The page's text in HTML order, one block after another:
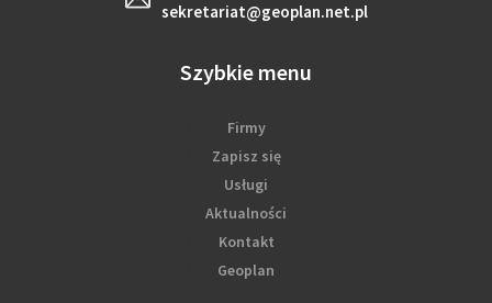
sekretariat@geoplan.net.pl
Szybkie menu
Firmy
Zapisz się
Usługi
Aktualności
Kontakt
Geoplan